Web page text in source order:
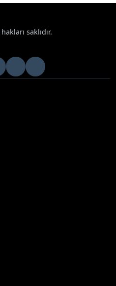
saklıdır.